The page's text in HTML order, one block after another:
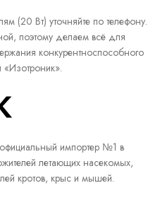
(20 Вт) уточняйте по телефону.
поэтому делаем всё для
конкурентноспособного
«Изотроник».
импортер №1 в
летающих насекомых,
кротов, крыс и мышей.